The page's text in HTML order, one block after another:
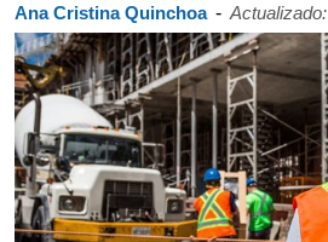
Ana Cristina Quinchoa - Actualizado: